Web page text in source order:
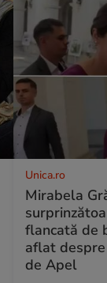
Unica.ro
Mirabela
flancată de
aflat
de Apel